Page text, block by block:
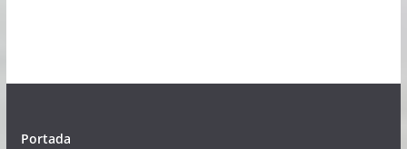
Portada